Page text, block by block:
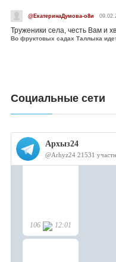
@ЕкатеринаДумова-о8и
Труженики села, честь Вам и
Во фруктовых садах Таллыка
Социальные сети